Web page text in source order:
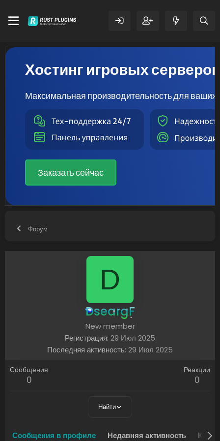
Хостинг игровых серверов
Максимальная производительность для ваших
Заказать сейчас
Форум
D
DseargF
New member
Регистрация 29 Июл 2025
Последняя активность 29 Июл 2025
Сообщения
0
Реакции
0
Найти
Сообщения в профиле Недавняя активность